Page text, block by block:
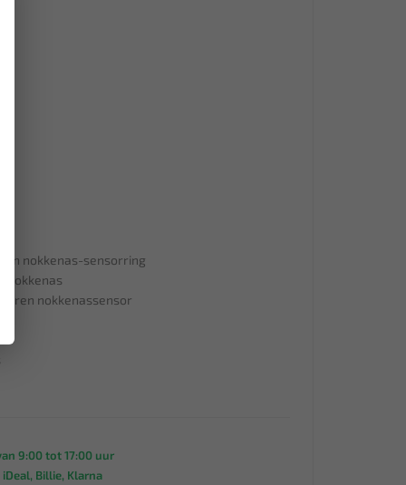
nokkenas-sensorring
nokkenassensor
9:00 tot 17:00 uur
iDeal, Billie, Klarna